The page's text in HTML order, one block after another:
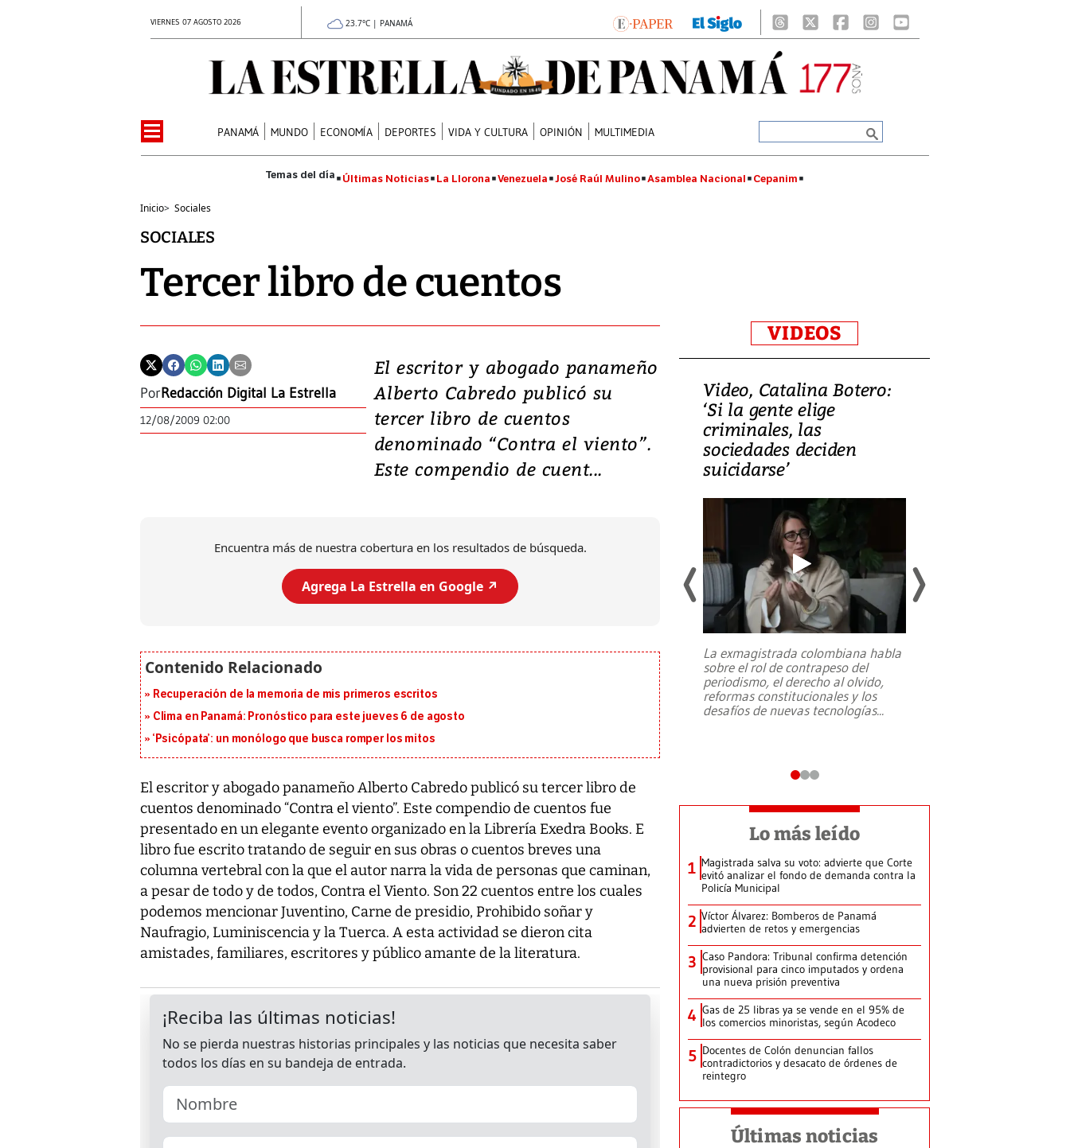
VIERNES 07 AGOSTO 2026 23.7°C | PANAMÁ
PANAMÁ MUNDO ECONOMÍA DEPORTES VIDA Y CULTURA OPINIÓN MULTIMEDIA
Últimas Noticias La Llorona Venezuela José Raúl Mulino Asamblea Nacional Cepanim
Inicio> Sociales
SOCIALES
Tercer libro de cuentos
PorRedacción Digital La Estrella
12/08/2009 02:00
El escritor y abogado panameño
Alberto Cabredo publicó su
tercer libro de cuentos
denominado “Contra el viento”.
Este compendio de cuent...
Encuentra más de nuestra cobertura en los resultados de búsqueda.
Agrega La Estrella en Google ↗️
Recuperación de la memoria de mis primeros escritos
Clima en Panamá: Pronóstico para este jueves 6 de agosto
‘Psicópata’: un monólogo que busca romper los mitos
El escritor y abogado panameño Alberto Cabredo publicó su tercer libro de
cuentos denominado “Contra el viento”. Este compendio de cuentos fue
presentado en un elegante evento organizado en la Librería Exedra Books. E
libro fue escrito tratando de seguir en sus obras o cuentos breves una
columna vertebral con la que el autor narra la vida de personas que caminan,
a pesar de todo y de todos, Contra el Viento. Son 22 cuentos entre los cuales
podemos mencionar Juventino, Carne de presidio, Prohibido soñar y
Naufragio, Luminiscencia y la Tuerca. A esta actividad se dieron cita
amistades, familiares, escritores y público amante de la literatura.
VIDEOS
Video, Japón: Terremoto
deja heridos y graves
daños en Kumamoto
al sur de Japón, provocando una
Video, Catalina Botero:
‘Si la gente elige
criminales, las
sociedades deciden
suicidarse’
La exmagistrada colombiana habla
sobre el rol de contrapeso del
periodismo, el derecho al olvido,
reformas constitucionales y los
desafíos de nuevas tecnologías...
Lo más leído
1 Magistrada salva su voto: advierte que Corte
evitó analizar el fondo de demanda contra la
Policía Municipal
2 Víctor Álvarez: Bomberos de Panamá
advierten de retos y emergencias
3 Caso Pandora: Tribunal confirma detención
provisional para cinco imputados y ordena
una nueva prisión preventiva
4 Gas de 25 libras ya se vende en el 95% de
los comercios minoristas, según Acodeco
5 Docentes de Colón denuncian fallos
contradictorios y desacato de órdenes de
reintegro
Últimas noticias